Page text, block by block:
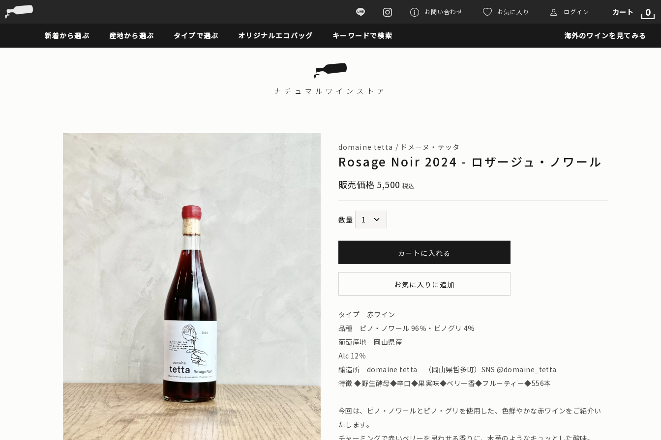
お問い合わせ お気に入り ログイン カート 0
新着から選ぶ 産地から選ぶ タイプで選ぶ オリジナルエコバッグ キーワードで検索 海外のワインを見てみる
ナチュマル ワインストア
domaine tetta / ドメーヌ・テッタ
Rosage Noir 2024 - ロザージュ・ノワール
販売価格 5,500 税込
数量
カートに入れる
お気に入りに追加
タイプ 赤ワイン
品種 ピノ・ノワール 96％・ピノグリ 4%
葡萄産地 岡山県産
Alc 12％
醸造所 domaine tetta （岡山県哲多町）SNS @domaine_tetta
特徴 ◆野生酵母◆辛口◆果実味◆ベリー香◆フルーティー◆556本
今回は、ピノ・ノワールとピノ・グリを使用した、色鮮やかな赤ワインをご紹介い
たします。
チャーミングで赤いベリーを思わせる香りに、木苺のようなキュッとした酸味。